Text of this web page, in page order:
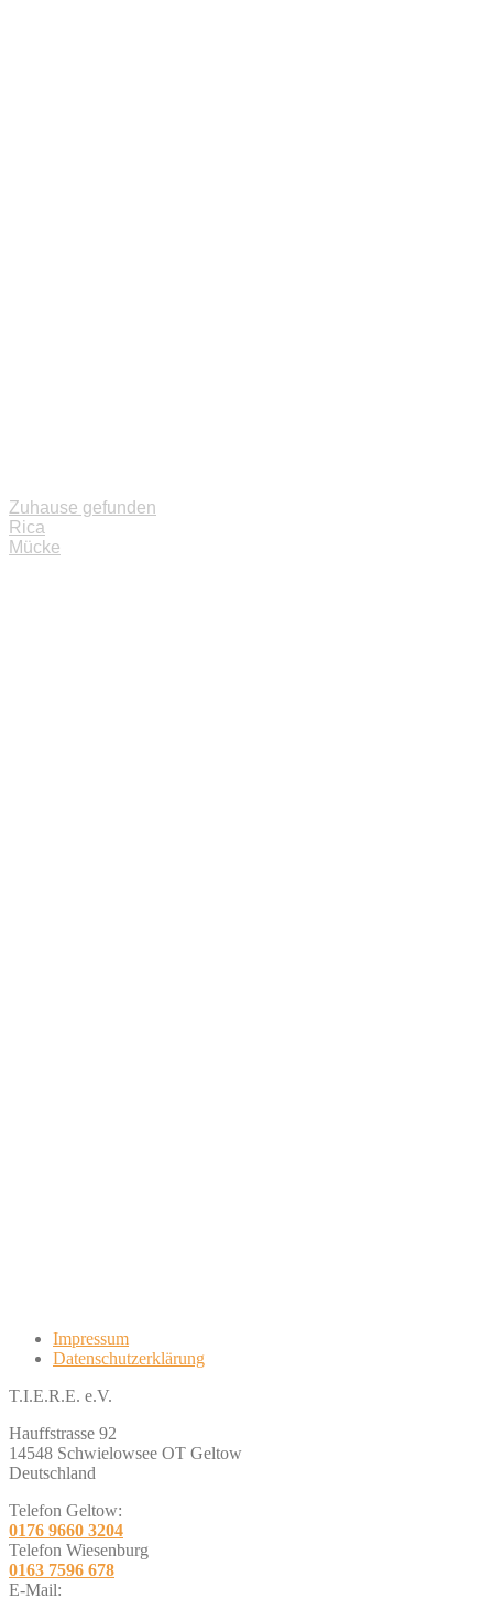
Zuhause gefunden
Beitragsnavigation
Rica
Mücke
Impressum
Datenschutzerklärung
T.I.E.R.E. e.V.
Hauffstrasse 92
14548 Schwielowsee OT Geltow
Deutschland
Telefon Geltow:
0176 9660 3204
Telefon Wiesenburg
0163 7596 678
E-Mail: